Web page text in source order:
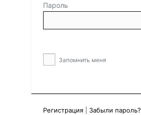
Пароль
Запомнить меня
Регистрация Забыли пароль?